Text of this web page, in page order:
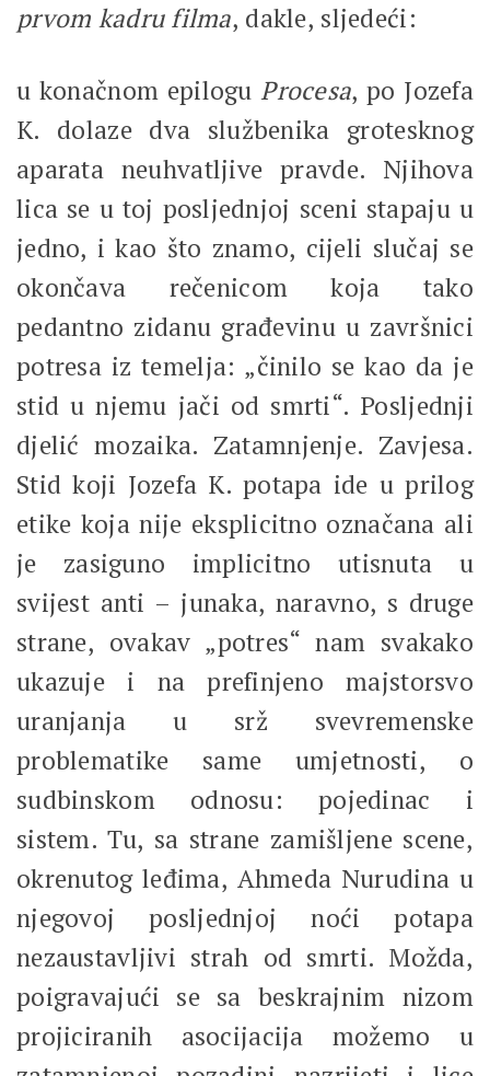
prvom kadru filma, dakle, sljedeći:
u konačnom epiloguProcesa, po Jozefa
K. dolaze dva službenika grotesknog
aparata neuhvatljive pravde. Njihova
lica se u toj posljednjoj sceni stapaju u
jedno, i kao što znamo, cijeli slučaj se
okončava rečenicom koja tako
pedantno zidanu građevinu u završnici
potresa iz temelja: „činilo se kao da je
stid u njemu jači od smrti“. Posljednji
djelić mozaika. Zatamnjenje. Zavjesa.
Stid koji Jozefa K. potapa ide u prilog
etike koja nije eksplicitno označana ali
je zasiguno implicitno utisnuta u
svijest anti – junaka, naravno, s druge
strane, ovakav „potres“ nam svakako
ukazuje i na prefinjeno majstorsvo
uranjanja u srž svevremenske
problematike same umjetnosti, o
sudbinskom odnosu: pojedinac i
sistem. Tu, sa strane zamišljene scene,
okrenutog leđima, Ahmeda Nurudina u
njegovoj posljednjoj noći potapa
nezaustavljivi strah od smrti. Možda,
poigravajući se sa beskrajnim nizom
projiciranih asocijacija možemo u